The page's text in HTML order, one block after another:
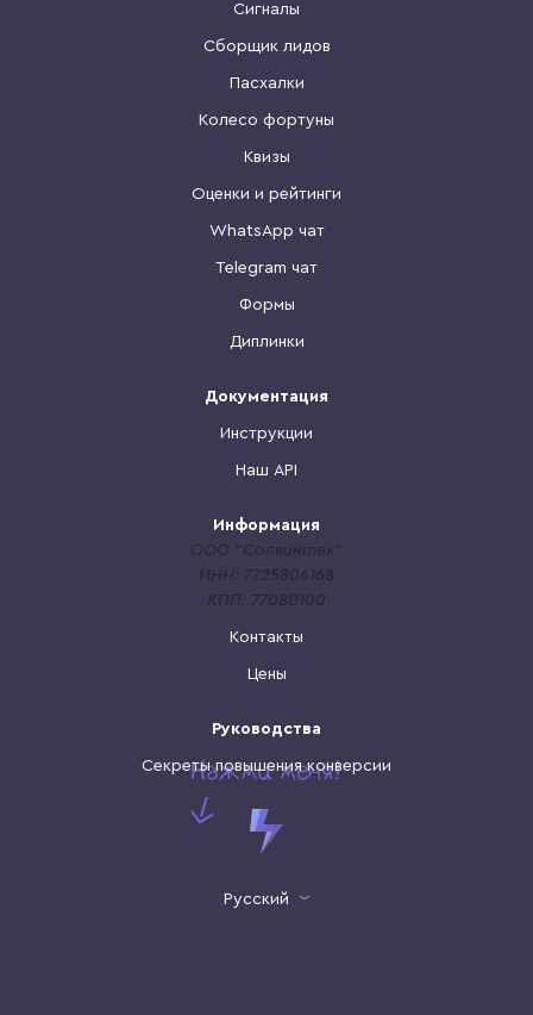
Русский
Сигналы
Сборщик лидов
Пасхалки
Колесо фортуны
Квизы
Оценки и рейтинги
WhatsApp чат
Telegram чат
Формы
Диплинки
Документация
Инструкции
Наш API
Информация
ООО "Солвинтек"
ИНН: 7725806168
КПП: 77080100
Контакты
Цены
Руководства
Секреты повышения конверсии